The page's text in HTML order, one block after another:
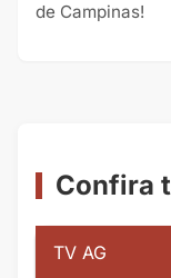
de Campinas!
Confira
TV AG